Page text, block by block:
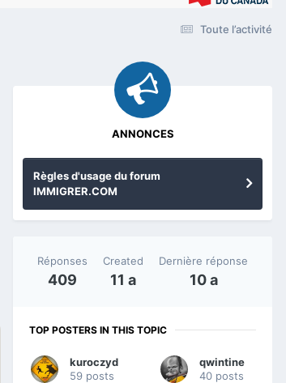
Toute l’activité
ANNONCES
Règles d'usage du forum
IMMIGRER.COM
Réponses
409
Created
11 a
Dernière réponse
10 a
TOP POSTERS IN THIS TOPIC
kuroczyd
59 posts
qwintine
40 posts